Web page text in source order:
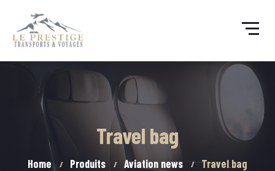
Travel bag
Home Produits Aviation news Travel bag